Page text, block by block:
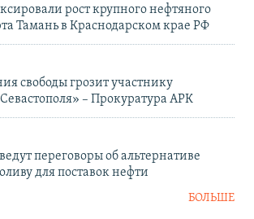
рост крупного нефтяного
Тамань в Краснодарском крае РФ
свободы грозит участнику
– Прокуратура АРК
переговоры об альтернативе
для поставок нефти
БОЛЬШЕ